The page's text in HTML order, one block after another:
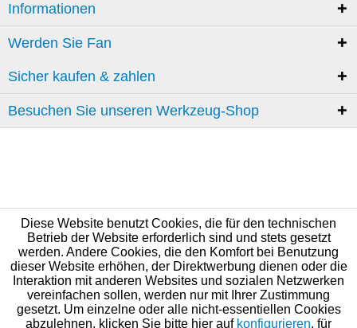
Informationen
Werden Sie Fan
Sicher kaufen & zahlen
Besuchen Sie unseren Werkzeug-Shop
Diese Website benutzt Cookies, die für den technischen
Betrieb der Website erforderlich sind und stets gesetzt
werden. Andere Cookies, die den Komfort bei Benutzung
dieser Website erhöhen, der Direktwerbung dienen oder die
Interaktion mit anderen Websites und sozialen Netzwerken
vereinfachen sollen, werden nur mit Ihrer Zustimmung
gesetzt. Um einzelne oder alle nicht-essentiellen Cookies
abzulehnen, klicken Sie bitte hier auf konfigurieren, für